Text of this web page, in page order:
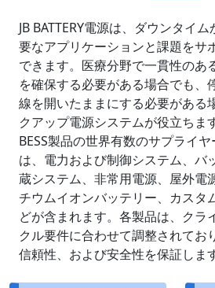
JB BATTERY電源は、ダウンタイ
要なアプリケーションと課題をサ
できます。医療分野で一貫性のあ
を確保する必要がある場合でも、
線を開いたままにする必要がある
クアップ電源システムが役立ちます
BESS製品の世界有数のサプライ
は、電力および制御システム、バ
蔵システム、非常用電源、屋外電
チウムイオンバッテリー、カスタ
どが含まれます。各製品は、クラ
クル要件に合わせて調整されてお
信頼性、および安全性を保証します